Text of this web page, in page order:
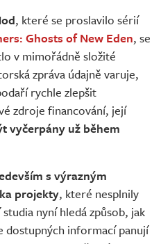
, které se proslavilo sérií
Ghosts of New Eden, se
v mimořádně složité
zpráva údajně varuje,
rychle zlepšit
zdroje financování, její
vyčerpány už během
s výrazným
projekty, které nesplnily
nyní hledá způsob, jak
dostupných informací panují